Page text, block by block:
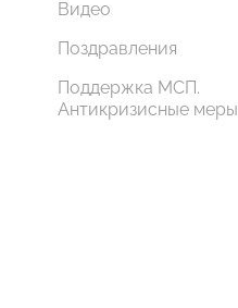
Видео
Поздравления
Поддержка МСП.
Антикризисные меры